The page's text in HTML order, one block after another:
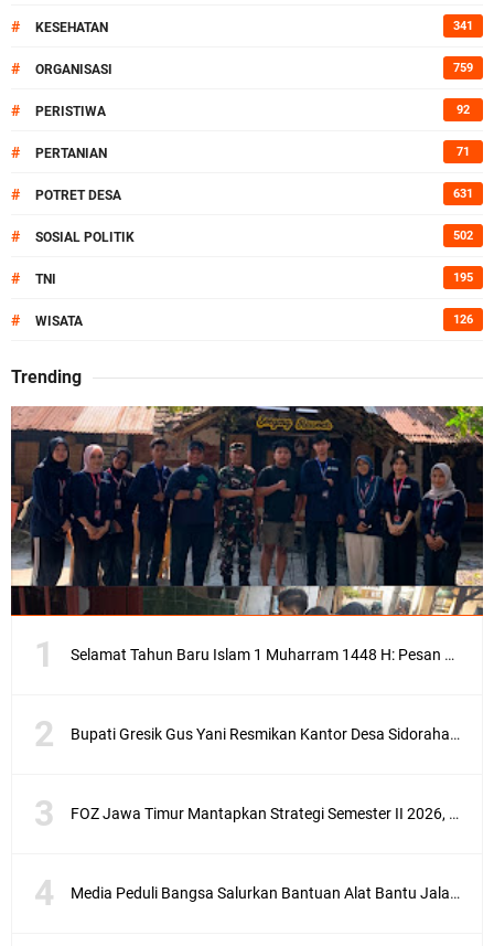
# KESEHATAN 341
# ORGANISASI 759
# PERISTIWA 92
# PERTANIAN 71
# POTRET DESA 631
# SOSIAL POLITIK 502
# TNI 195
# WISATA 126
Trending
Selamat Tahun Baru Islam 1 Muharram 1448 H: Pesan Hijrah Drs. H. Husnul Aqib, M.M. untuk Negeri
Bupati Gresik Gus Yani Resmikan Kantor Desa Sidoraharjo: Simbol Komitmen Pelayanan Publik dan Kepedulian Sosial
FOZ Jawa Timur Mantapkan Strategi Semester II 2026, Fokus pada Penguatan SDM Amil dan Kolaborasi BerdampakNarasi
Media Peduli Bangsa Salurkan Bantuan Alat Bantu Jalan untuk Lansia